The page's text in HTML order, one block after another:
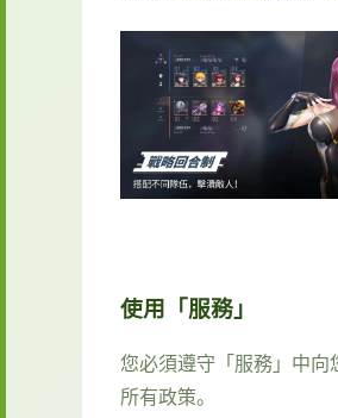
使用「服務」
您必須遵守「服務」中向
所有政策。